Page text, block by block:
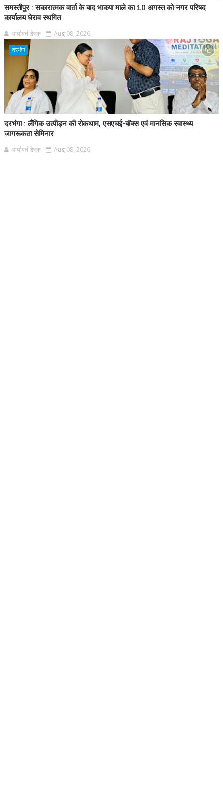
समस्तीपुर : सकारात्मक वार्ता के बाद भाकपा माले का 10 अगस्त को नगर परिषद
कार्यालय घेराव स्थगित
आर्यावर्त डेस्क Aug 08, 2026
दरभंगा
दरभंगा : लैंगिक उत्पीड़न की रोकथाम, एसएचई-बॉक्स एवं मानसिक स्वास्थ्य
जागरूकता सेमिनार
आर्यावर्त डेस्क Aug 08, 2026